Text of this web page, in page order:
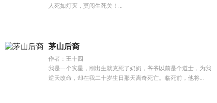
人死如灯灭，莫闯生死关！...
茅山后裔
作者：王十四
我是一个灾星，刚出生就克死了奶奶，爷爷以前是个道士，为我
逆天改命，却在我二十岁生日那天离奇死亡。临死前，他将...